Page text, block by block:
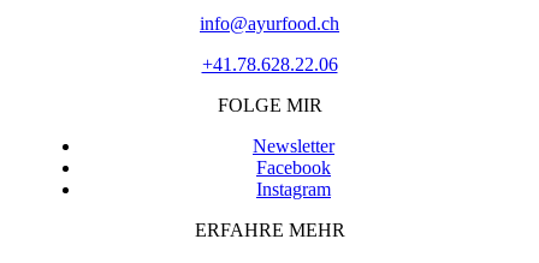
info@ayurfood.ch
+41.78.628.22.06
FOLGE MIR
Newsletter
Facebook
Instagram
ERFAHRE MEHR